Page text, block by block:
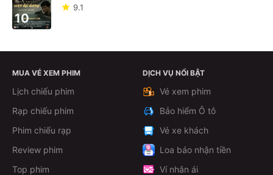
10
9.1
MUA VÉ XEM PHIM
Lịch chiếu phim
Rạp chiếu phim
Phim chiếu rạp
Review phim
Top phim
DỊCH VỤ NỔI BẬT
Vé xem phim
Bảo hiểm Ô tô
Vé xe khách
Loa báo nhận tiền
Ví nhân ái